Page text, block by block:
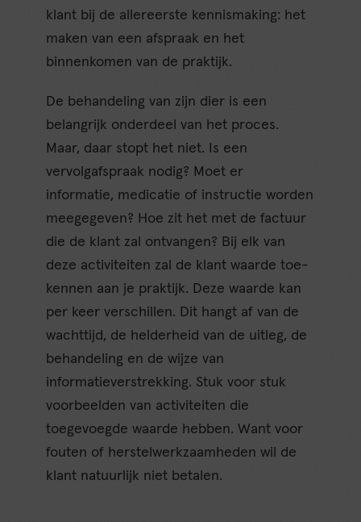
klant bij de allereerste kennismaking: het
maken van een afspraak en het
binnenkomen van de praktijk.
De behandeling van zijn dier is een
belangrijk onderdeel van het proces.
Maar, daar stopt het niet. Is een
vervolgafspraak nodig? Moet er
informatie, medicatie of instructie worden
meegegeven? Hoe zit het met de factuur
die de klant zal ontvangen? Bij elk van
deze activiteiten zal de klant waarde toe-
kennen aan je praktijk. Deze waarde kan
per keer verschillen. Dit hangt af van de
wachttijd, de helderheid van de uitleg, de
behandeling en de wijze van
informatieverstrekking. Stuk voor stuk
voorbeelden van activiteiten die
toegevoegde waarde hebben. Want voor
fouten of herstelwerkzaamheden wil de
klant natuurlijk niet betalen.